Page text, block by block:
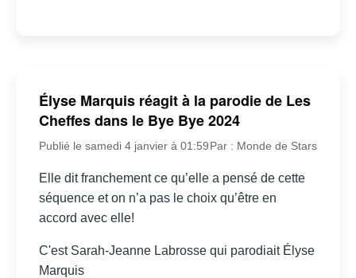
Élyse Marquis réagit à la parodie de Les
Cheffes dans le Bye Bye 2024
Publié le samedi 4 janvier à 01:59Par : Monde de Stars
Elle dit franchement ce qu’elle a pensé de cette
séquence et on n’a pas le choix qu’être en
accord avec elle!
C'est Sarah-Jeanne Labrosse qui parodiait Élyse
Marquis